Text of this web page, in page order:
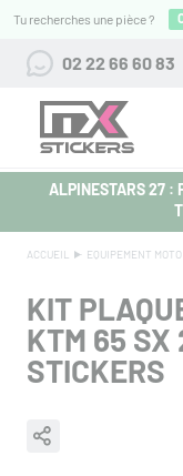
Tu recherches une pièce ?
02 22 66 60 83
ALPINESTARS 27 :
ACCUEIL EQUIPEMENT MOTO
KIT
KTM 65
STICKERS